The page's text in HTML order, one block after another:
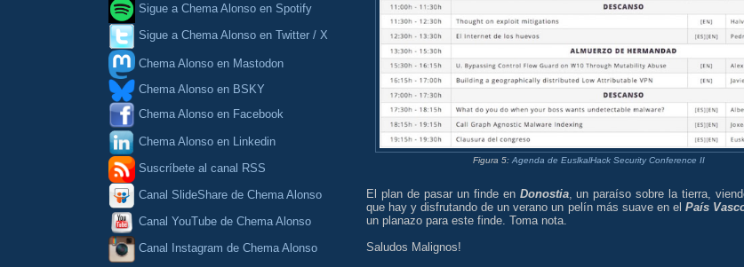
Sigue a Chema Alonso en Spotify
Sigue a Chema Alonso en Twitter / X
Chema Alonso en Mastodon
Chema Alonso en BSKY
Chema Alonso en Facebook
Chema Alonso en Linkedin
Suscríbete al canal RSS
Canal SlideShare de Chema Alonso
Canal YouTube de Chema Alonso
Canal Instagram de Chema Alonso
Figura 5: Agenda de EuslkalHack Security Conference II
El plan de pasar un finde en Donostia, un paraíso sobre la tierra,
que hay y disfrutando de un verano un pelín más suave en el País
un planazo para este finde. Toma nota.
Saludos Malignos!